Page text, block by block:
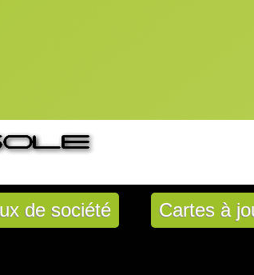
de société Cartes à